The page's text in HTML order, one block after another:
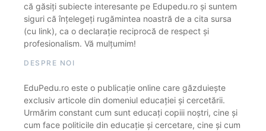
că găsiți subiecte interesante pe Edupedu.ro și suntem
siguri că înțelegeți rugămintea noastră de a cita sursa
(cu link), ca o declarație reciprocă de respect și
profesionalism. Vă mulțumim!
DESPRE NOI
EduPedu.ro este o publicație online care găzduiește
exclusiv articole din domeniul educației și cercetării.
Urmărim constant cum sunt educați copiii noștri, cine și
cum face politicile din educație și cercetare, cine și cum